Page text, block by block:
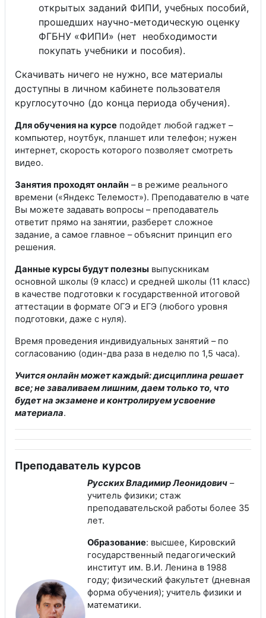
открытых заданий ФИПИ, учебных пособий,
прошедших научно-методическую оценку
ФГБНУ «ФИПИ» (нет необходимости
покупать учебники и пособия).
Скачивать ничего не нужно, все материалы
доступны в личном кабинете пользователя
круглосуточно (до конца периода обучения).
Для обучения на курсе подойдет любой гаджет –
компьютер, ноутбук, планшет или телефон; нужен
интернет, скорость которого позволяет смотреть
видео.
Занятия проходят онлайн – в режиме реального
времени («Яндекс Телемост»). Преподавателю в чате
Вы можете задавать вопросы – преподаватель
ответит прямо на занятии, разберет сложное
задание, а самое главное – объяснит принцип его
решения.
Данные курсы будут полезны выпускникам
основной школы (9 класс) и средней школы (11 класс)
в качестве подготовки к государственной итоговой
аттестации в формате ОГЭ и ЕГЭ (любого уровня
подготовки, даже с нуля).
Время проведения индивидуальных занятий – по
согласованию (один-два раза в неделю по 1,5 часа).
Учится онлайн может каждый: дисциплина решает
все; не заваливаем лишним, даем только то, что
будет на экзамене и контролируем усвоение
материала.
Преподаватель курсов
Русских Владимир Леонидович –
учитель физики; стаж
преподавательской работы более 35
лет.
Образование: высшее, Кировский
государственный педагогический
институт им. В.И. Ленина в 1988
году; физический факультет (дневная
форма обучения); учитель физики и
математики.